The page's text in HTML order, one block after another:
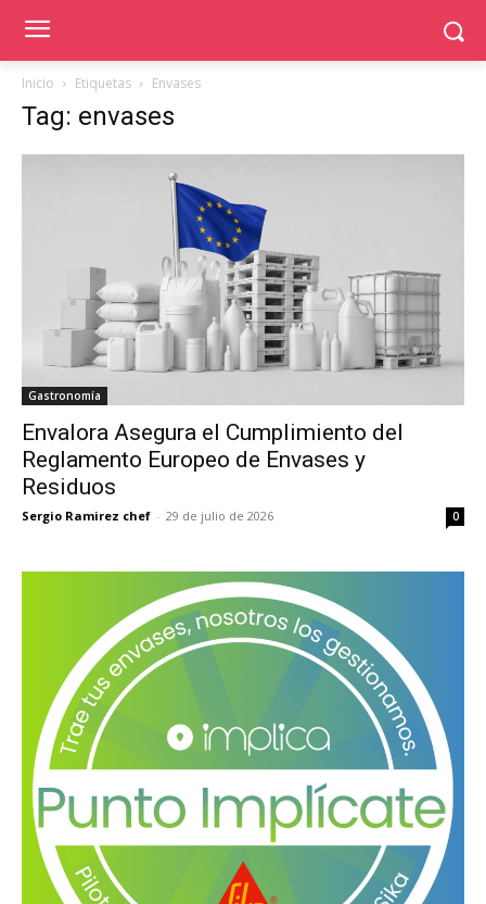
Inicio Etiquetas Envases
Tag: envases
Gastronomía
Envalora Asegura el Cumplimiento del
Reglamento Europeo de Envases y
Residuos
Sergio Ramirez chef - 29 de julio de 2026 0